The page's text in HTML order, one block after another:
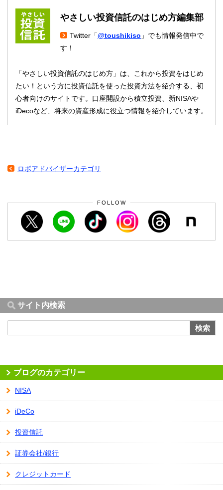
やさしい投資信託のはじめ方編集部
Twitter「@toushikiso 」でも情報発信中で
す！
「やさしい投資信託のはじめ方」は、これから投資をはじめ
たい！という方に投資信託を使った投資方法を紹介する、初
心者向けのサイトです。口座開設から積立投資、新NISAや
iDecoなど、将来の資産形成に役立つ情報を紹介しています。
ロボアドバイザーカテゴリ
FOLLOW
サイト内検索
検索
ブログのカテゴリー
NISA
iDeCo
投資信託
証券会社/銀行
クレジットカード